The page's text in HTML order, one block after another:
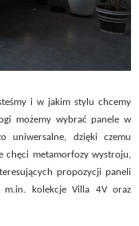
i w jakim stylu chcemy
możemy wybrać panele w
uniwersalne, dzięki czemu
chęci metamorfozy wystroju,
propozycji paneli
m.in. kolekcje Villa 4V oraz